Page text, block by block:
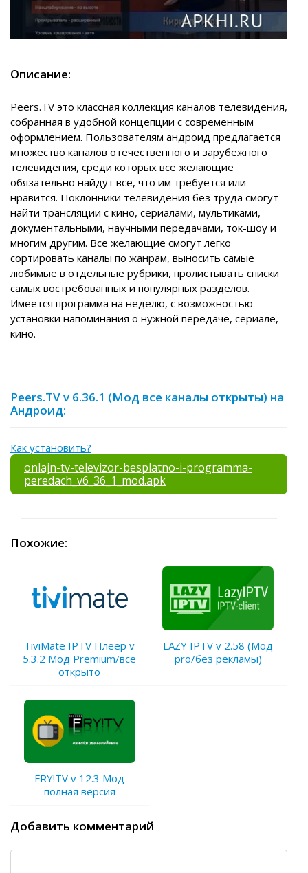
Описание:
Peers.TV это классная коллекция каналов телевидения,
собранная в удобной концепции с современным
оформлением. Пользователям андроид предлагается
множество каналов отечественного и зарубежного
телевидения, среди которых все желающие
обязательно найдут все, что им требуется или
нравится. Поклонники телевидения без труда смогут
найти трансляции с кино, сериалами, мультиками,
документальными, научными передачами, ток-шоу и
многим другим. Все желающие смогут легко
сортировать каналы по жанрам, выносить самые
любимые в отдельные рубрики, пролистывать списки
самых востребованных и популярных разделов.
Имеется программа на неделю, с возможностью
установки напоминания о нужной передаче, сериале,
кино.
Peers.TV v 6.36.1 (Мод все каналы открыты) на
Андроид:
Как установить?
onlajn-tv-televizor-besplatno-i-programma-
peredach_v6_36_1_mod.apk
Похожие:
TiviMate IPTV Плеер v
5.3.2 Мод Premium/все
открыто
LAZY IPTV v 2.58 (Мод
pro/без рекламы)
FRY!TV v 12.3 Мод
полная версия
Добавить комментарий